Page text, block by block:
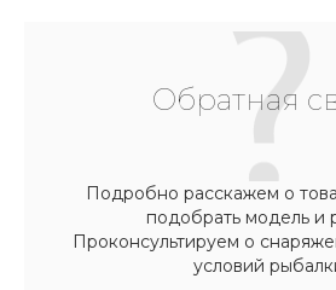
Обратная
Подробно расскажем о
подобрать модель и
Проконсультируем о
условий